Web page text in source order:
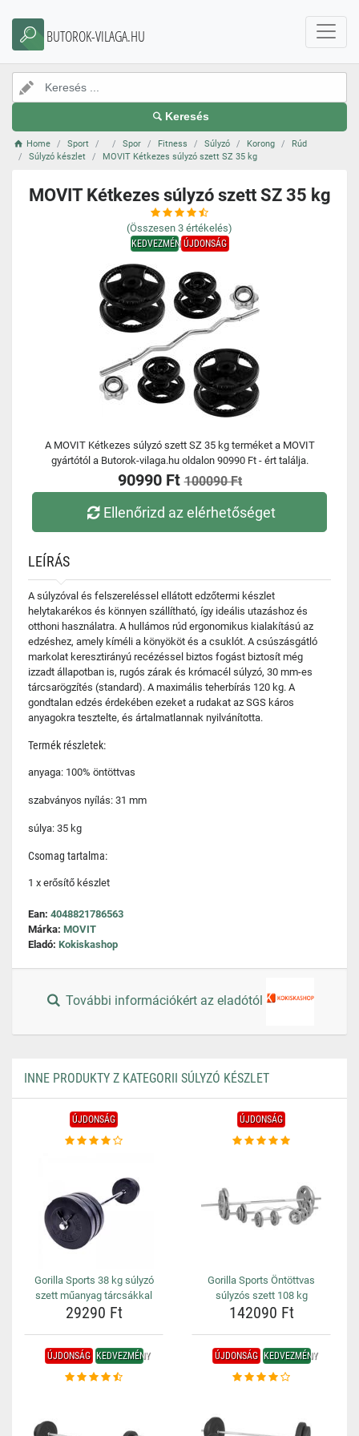
BUTOROK-VILAGA.HU
Keresés
Home Sport Spor Fitness Súlyzó Korong
Rúd
Súlyzó készlet
MOVIT Kétkezes súlyzó szett SZ 35 kg
MOVIT Kétkezes súlyzó szett SZ 35 kg
(Összesen 3 értékelés)
KEDVEZMÉNYÚJDONSÁG
A MOVIT Kétkezes súlyzó szett SZ 35 kg terméket a MOVIT
gyártótól a Butorok-vilaga.hu oldalon 90990 Ft - ért találja.
90990 Ft100090 Ft
Ellenőrizd az elérhetőséget
LEÍRÁS
A súlyzóval és felszereléssel ellátott edzőtermi készlet
helytakarékos és könnyen szállítható, így ideális utazáshoz és
otthoni használatra. A hullámos rúd ergonomikus kialakítású az
edzéshez, amely kíméli a könyököt és a csuklót. A csúszásgátló
markolat keresztirányú recézéssel biztos fogást biztosít még
izzadt állapotban is, rugós zárak és krómacél súlyzó, 30 mm-es
tárcsarögzítés (standard). A maximális teherbírás 120 kg. A
gondtalan edzés érdekében ezeket a rudakat az SGS káros
anyagokra tesztelte, és ártalmatlannak nyilvánította.
Termék részletek:
anyaga: 100% öntöttvas
szabványos nyílás: 31 mm
súlya: 35 kg
Csomag tartalma:
1 x erősítő készlet
Ean: 4048821786563
Márka: MOVIT
Eladó: Kokiskashop
További információkért az eladótól
INNE PRODUKTY Z KATEGORII SÚLYZÓ KÉSZLET
ÚJDONSÁG
Gorilla Sports 38 kg súlyzó
szett műanyag tárcsákkal
29290 Ft
ÚJDONSÁG
Gorilla Sports Öntöttvas
súlyzós szett 108 kg
142090 Ft
ÚJDONSÁG KEDVEZMÉNY ÚJDONSÁG KEDVEZMÉNY